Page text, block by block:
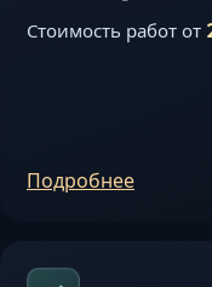
Стоимость работ от
Подробнее